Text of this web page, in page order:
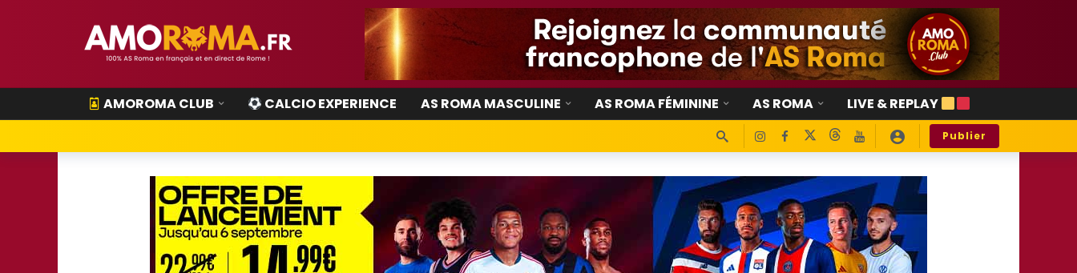
AMOROMA CLUB CALCIO EXPERIENCE AS ROMA MASCULINE AS ROMA FÉMININE AS ROMA LIVE & REPLAY
Publier